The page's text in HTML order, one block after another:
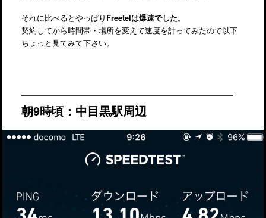
それに比べるとやっぱり Freetelは爆速でした。
契約してから時間帯・場所を変えて速度を計ってみたので以下
ちょっと見てみて下さい。
朝9時頃：中目黒駅周辺